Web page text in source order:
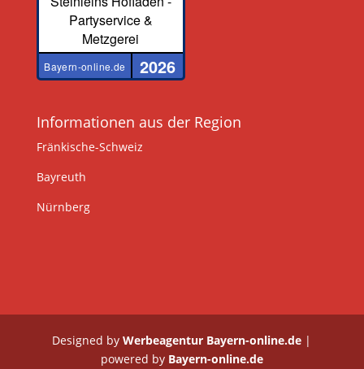
Partyservice &
Metzgerei
Bayern-online.de 2026
Informationen aus der Region
Fränkische-Schweiz
Bayreuth
Nürnberg
Designed byWerbeagentur Bayern-online.de |
powered by Bayern-online.de